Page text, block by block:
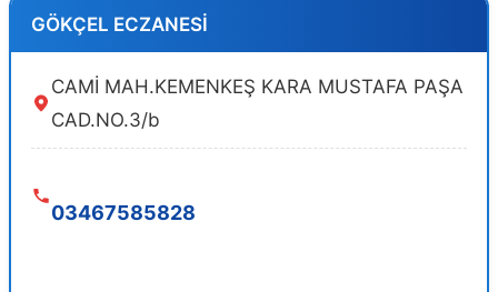
GÖKÇEL ECZANESİ
CAMİ MAH.KEMENKEŞ KARA MUSTAFA PAŞA
CAD.NO.3/b
03467585828